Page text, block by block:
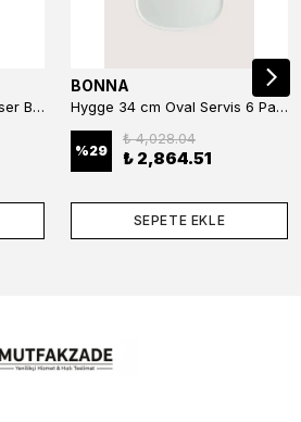
optimus mutfak supermıkser Bar Konteyner 6'lı 50×16×9 cm Kapaklı Polikarbon Organizer Bar & Kafe
BONNA
Hygge 34 cm Oval Servis 6 Parça
%29
₺ 4,028.04
₺ 2,864.51
SEPETE EKLE